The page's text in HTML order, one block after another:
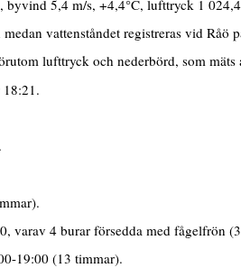
5,4 m/s, +4,4°C, lufttryck 1
vattenståndet registreras vid Råö
lufttryck och nederbörd, som mäts
varav 4 burar försedda med fågelfrön
19:00 (13 timmar).